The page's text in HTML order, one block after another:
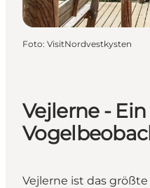
Foto: VisitNordvestkysten
Vejlerne -
Vejlerne ist das